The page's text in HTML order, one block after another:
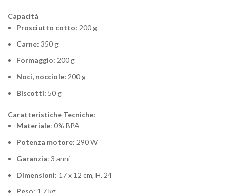
Capacità
Prosciutto cotto: 200 g
Carne: 350 g
Formaggio: 200 g
Noci, nocciole​: 200 g
Biscotti: 50 g
Caratteristiche Tecniche:
Materiale: 0% BPA
Potenza motore: 290 W
Garanzia: 3 anni
Dimensioni: 17 x 12 cm, H. 24